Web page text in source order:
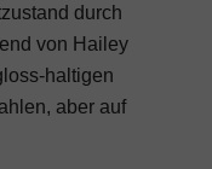
durch
von Hailey
haltigen
aber auf